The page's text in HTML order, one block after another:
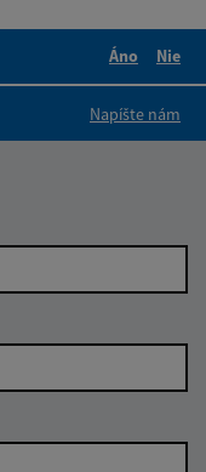
Áno
Nie
Napíšte nám